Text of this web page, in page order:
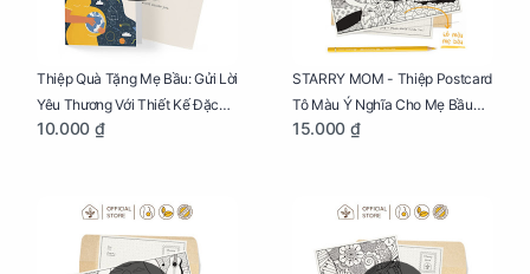
Thiệp Quà Tặng Mẹ Bầu: Gửi Lời
Yêu Thương Với Thiết Kế Đặc
Biệt Dành Riêng Cho Mẹ Bầu
10.000 ₫
STARRY MOM - Thiệp Postcard
Tô Màu Ý Nghĩa Cho Mẹ Bầu
Sáng Tạo, Thư Giãn Và Hạnh
15.000 ₫